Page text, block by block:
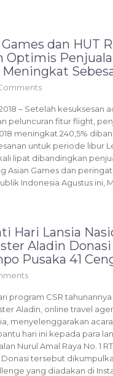
dan HUT
Optimis
Meningkat
– Setelah kesuksesan
peluncuran fitur flight,
meningkat 240,5%
untuk periode libur
lipat dibandingkan
Asian Games dan
Indonesia Agustus ini,
Hari Lansia
Aladin
Pusaka 41
program CSR tahunannya
Aladin, online travel
menyelenggarakan
hari ini kepada para
Nurul Amal Raya No. 1
tersebut
yang diadakan di